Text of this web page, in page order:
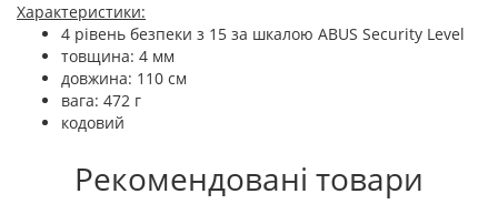
Характеристики:
4 рівень безпеки з 15 за шкалою ABUS Security Level
товщина: 4 мм
довжина: 110 см
вага: 472 г
кодовий
Рекомендовані товари